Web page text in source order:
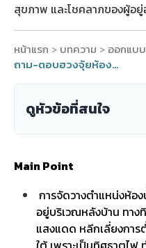
สุขภาพ และโชคลาภของผู้อยู่
หน้าแรก > บทความ > ออกแบ
ถาม-ตอบฮวงจุ้ยห้องน้ำที่ดีควรอยู่ตรงไหนและไม่อยู่ตรงไหนของบ้าน
ดูหัวข้อที่สนใจ
Main Point
การจัดวางตำแหน่งห้อ
อยู่บริเวณหลังบ้าน ทาง
แสงแดด หลีกเลี่ยงการ